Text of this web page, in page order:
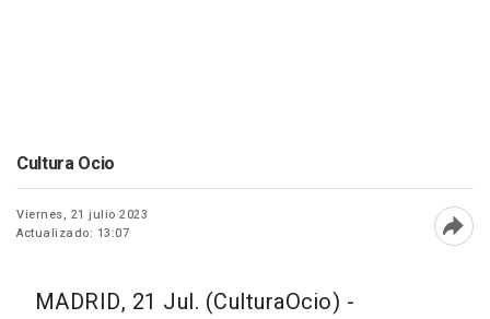
Cultura Ocio
Viernes, 21 julio 2023
Actualizado: 13:07
MADRID, 21 Jul. (CulturaOcio) -